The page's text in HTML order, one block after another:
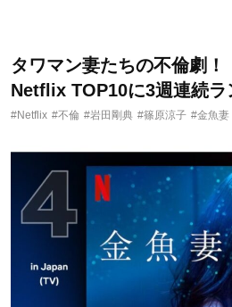
タワマン妻たちの不倫劇！
Netflix TOP10に3週連続ラ
#Netflix #不倫 #岩田剛典 #篠原涼子 #金魚妻